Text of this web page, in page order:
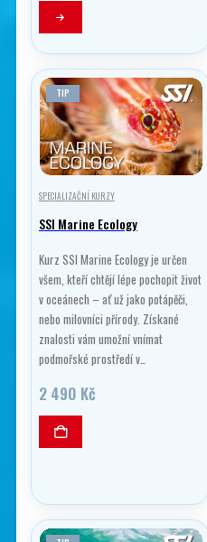
4
990 Kč
Tento
produkt
má
více
variant.
Možnosti
lze
vybrat
na
stránce
TIP
SPECIALIZAČNÍ KURZY
SSI Marine Ecology
Kurz SSI Marine Ecology je určen
všem, kteří chtějí lépe pochopit život
v oceánech – ať už jako potápěči,
nebo milovníci přírody. Získané
znalosti vám umožní vnímat
podmořské prostředí v…
2 490 Kč